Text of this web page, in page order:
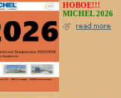
НОВОЕ!!!
MICHEL 2026